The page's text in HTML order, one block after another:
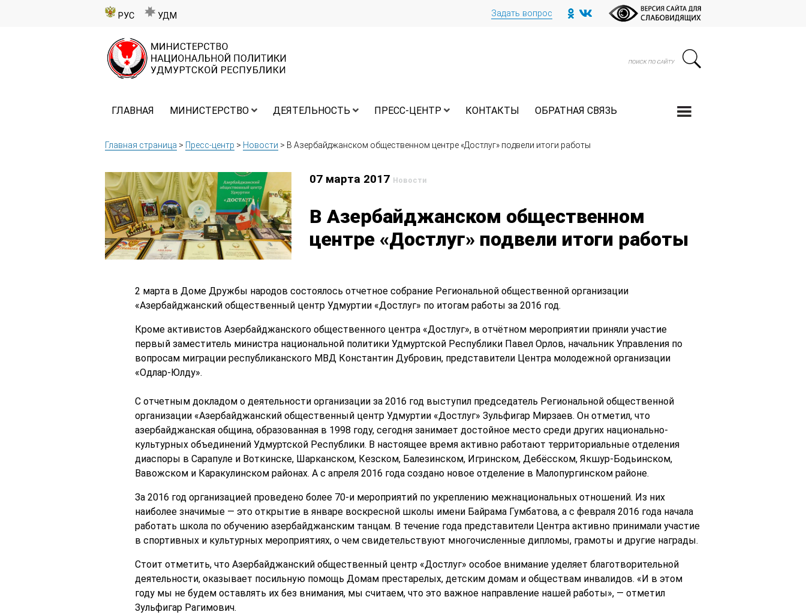
РУС УДМ Задать вопрос
ГЛАВНАЯ МИНИСТЕРСТВО ДЕЯТЕЛЬНОСТЬ ПРЕСС-ЦЕНТР КОНТАКТЫ ОБРАТНАЯ СВЯЗЬ
Главная страница > Пресс-центр > Новости > В Азербайджанском общественном центре «Достлуг» подвели итоги работы
07 марта 2017 Новости
В Азербайджанском общественном
центре «Достлуг» подвели итоги работы
2 марта в Доме Дружбы народов состоялось отчетное собрание Региональной общественной организации
«Азербайджанский общественный центр Удмуртии «Достлуг» по итогам работы за 2016 год.
Кроме активистов Азербайджанского общественного центра «Достлуг», в отчётном мероприятии приняли участие
первый заместитель министра национальной политики Удмуртской Республики Павел Орлов, начальник Управления по
вопросам миграции республиканского МВД Константин Дубровин, представители Центра молодежной организации
«Одлар-Юлду».
С отчетным докладом о деятельности организации за 2016 год выступил председатель Региональной общественной
организации «Азербайджанский общественный центр Удмуртии «Достлуг» Зульфигар Мирзаев. Он отметил, что
азербайджанская община, образованная в 1998 году, сегодня занимает достойное место среди других национально-
культурных объединений Удмуртской Республики. В настоящее время активно работают территориальные отделения
диаспоры в Сарапуле и Воткинске, Шарканском, Кезском, Балезинском, Игринском, Дебёсском, Якшур-Бодьинском,
Вавожском и Каракулинском районах. А с апреля 2016 года создано новое отделение в Малопургинском районе.
За 2016 год организацией проведено более 70-и мероприятий по укреплению межнациональных отношений. Из них
наиболее значимые — это открытие в январе воскресной школы имени Байрама Гумбатова, а с февраля 2016 года начала
работать школа по обучению азербайджанским танцам. В течение года представители Центра активно принимали участие
в спортивных и культурных мероприятиях, о чем свидетельствуют многочисленные дипломы, грамоты и другие награды.
Стоит отметить, что Азербайджанский общественный центр «Достлуг» особое внимание уделяет благотворительной
деятельности, оказывает посильную помощь Домам престарелых, детским домам и обществам инвалидов. «И в этом
году мы не будем оставлять их без внимания, мы считаем, что это важное направление нашей работы», — отметил
Зульфигар Рагимович.